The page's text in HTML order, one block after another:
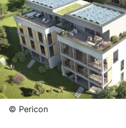
© Pericon